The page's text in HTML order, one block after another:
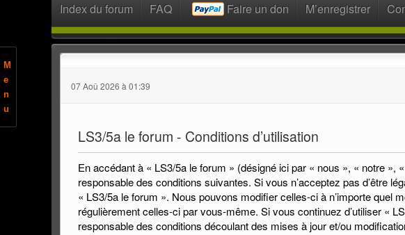
M
e
n
u
Index du forum FAQ Faire un don M’enregistrer
07 Aoû 2026 à 01:39
LS3/5a le forum - Conditions d’utilisation
En accédant à « LS3/5a le forum » (désigné ici par « nous », « notre
responsable des conditions suivantes. Si vous n’acceptez pas d’être
« LS3/5a le forum ». Nous pouvons modifier celles-ci à n’importe quel
régulièrement celles-ci par vous-même. Si vous continuez d’utiliser «
responsable des conditions découlant des mises à jour et/ou